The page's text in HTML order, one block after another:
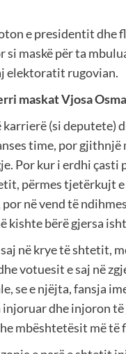
e presidentit dhe
si maskë për ta
elektoratit rugovian.
maskat Vjosa
karrierë (si deputete)
time, por gjithnjë
Por kur i erdhi çasti
përmes tjetërkujt
në vend të
kishte bërë gjersa
në krye të shtetit,
votuesit e saj në
se e njëjta, fansja
injoruar dhe injoron
mbështetësit më të